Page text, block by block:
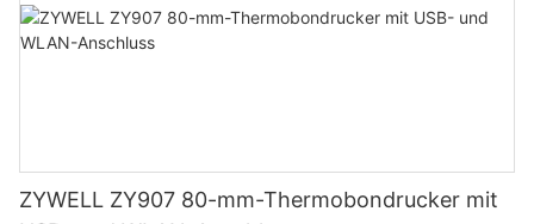
ZYWELL ZY907 80-mm-Thermobondrucker mit